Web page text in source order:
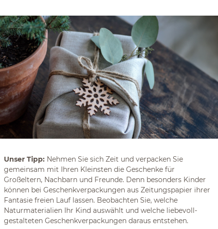
Unser Tipp: Nehmen Sie sich Zeit und verpacken Sie
gemeinsam mit Ihren Kleinsten die Geschenke für
Großeltern, Nachbarn und Freunde. Denn besonders Kinder
können bei Geschenkverpackungen aus Zeitungspapier ihrer
Fantasie freien Lauf lassen. Beobachten Sie, welche
Naturmaterialien Ihr Kind auswählt und welche liebevoll-
gestalteten Geschenkverpackungen daraus entstehen.